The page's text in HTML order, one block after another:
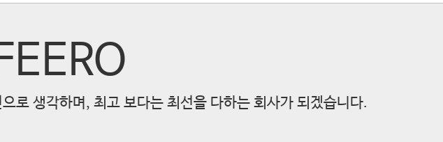
로 생각하며, 최고 보다는 최선을 다하는 회사가 되겠습니다.